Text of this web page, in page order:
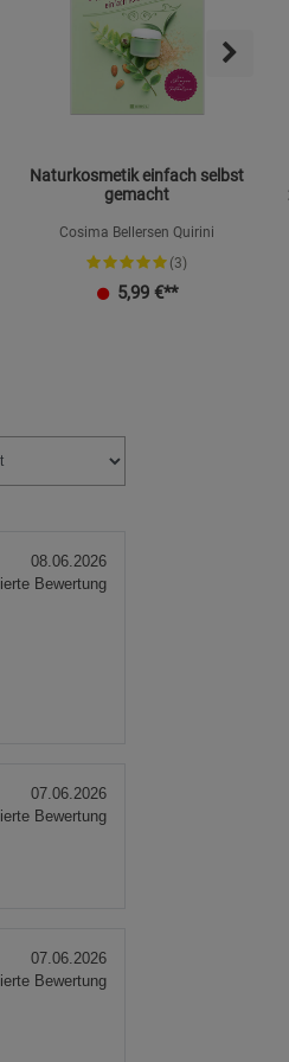
Naturkosmetik einfach selbst
gemacht
Cosima Bellersen Quirini
(3)
5,99 €**
08.06.2026
Bewertung
07.06.2026
Bewertung
07.06.2026
Bewertung